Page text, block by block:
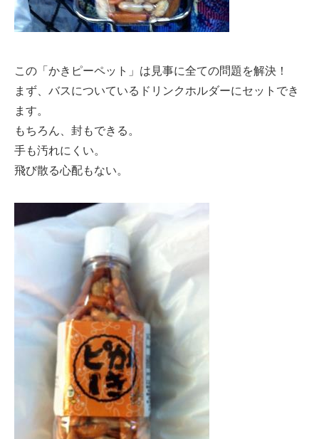
この「かきピーペット」は見事に全ての問題を解決！
まず、バスについているドリンクホルダーにセットでき
ます。
もちろん、封もできる。
手も汚れにくい。
飛び散る心配もない。